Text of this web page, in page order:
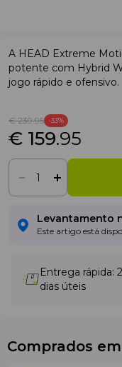
A HEAD Extreme
potente com Hybrid
jogo rápido e ofensivo.
€ 239.95 -33%
€ 159.95
Levantamento
Este artigo está
Entrega rápida:
dias úteis
Comprados